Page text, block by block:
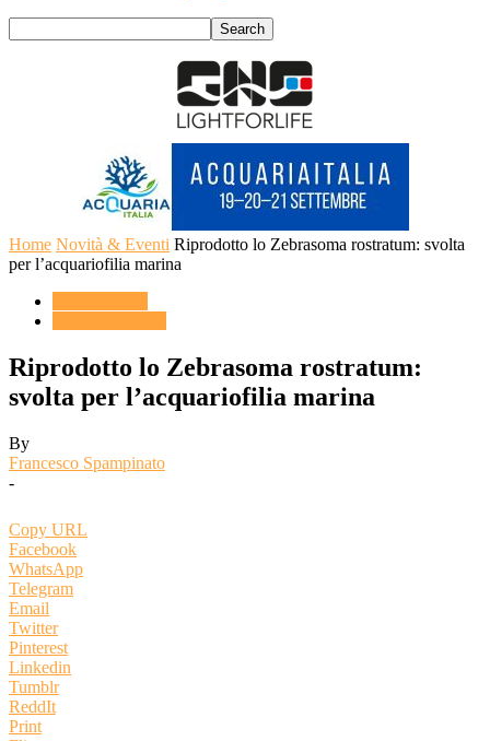
Home Novità & Eventi Riprodotto lo Zebrasoma rostratum: svolta
per l’acquariofilia marina
Riprodotto lo Zebrasoma rostratum:
svolta per l’acquariofilia marina
By
Francesco Spampinato
-
Copy URL
Facebook
WhatsApp
Telegram
Email
Twitter
Pinterest
Linkedin
Tumblr
ReddIt
Print